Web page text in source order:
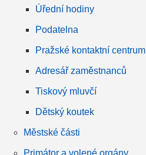
Úřední hodiny
Podatelna
Pražské kontaktní centrum
Adresář zaměstnanců
Tiskový mluvčí
Dětský koutek
Městské části
Primátor a volené orgány